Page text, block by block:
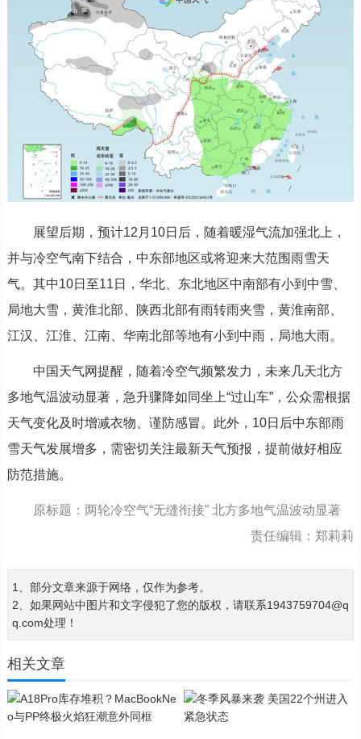
展望后期，预计12月10日后，随着暖湿气流加强北上，
并与冷空气南下结合，中东部地区或将迎来大范围雨雪天
气。其中10日至11日，华北、东北地区中南部有小到中雪、
局地大雪，黄淮北部、陕西北部有雨转雨夹雪，黄淮南部、
江汉、江淮、江南、华南北部等地有小到中雨，局地大雨。
中国天气网提醒，随着冷空气频繁发力，未来几天北方
多地气温波动显著，急升骤降如同坐上“过山车”，公众需根据
天气变化及时增减衣物、谨防感冒。此外，10日后中东部雨
雪天气发展增多，需密切关注最新天气预报，提前做好相应
防范措施。
原标题：两轮冷空气“无缝衔接” 北方多地气温波动显著
责任编辑：郑莉莉
1、部分文章来源于网络，仅作为参考。
2、如果网站中图片和文字侵犯了您的版权，请联系1943759704@q
q.com处理！
相关文章